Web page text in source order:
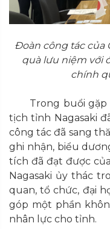
Đoàn công tác của
quà lưu niệm với
chính
Trong buổi gặp
tịch tỉnh Nagasaki
công tác đã sang
ghi nhận, biểu
tích đã đạt được
Nagasaki ủy thác
quan, tổ chức, đại
góp một phần
nhân lực cho tỉnh.